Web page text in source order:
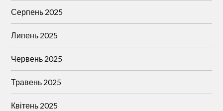
Серпень 2025
Липень 2025
Червень 2025
Травень 2025
Квітень 2025